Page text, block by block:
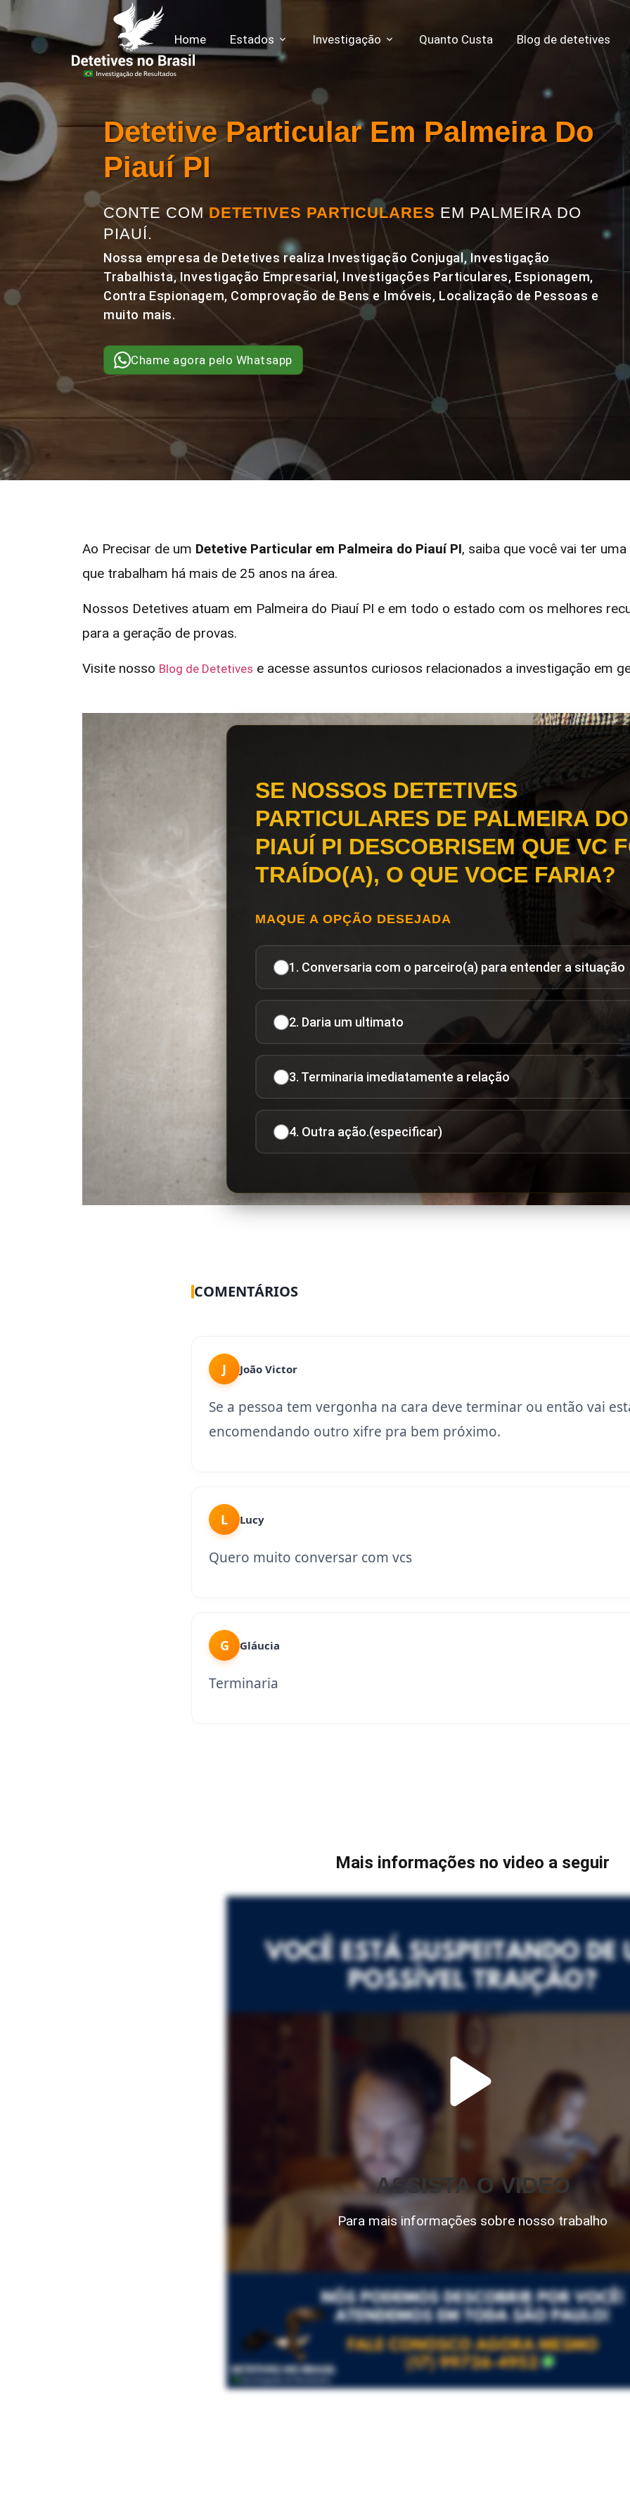
Home Estados Investigação Quanto Custa Blog de detetives
Detetive Particular Em Palmeira Do
Piauí PI
CONTE COM DETETIVES PARTICULARES EM PALMEIRA DO
PIAUÍ.
Nossa empresa de Detetives realiza Investigação Conjugal, Investigação
Trabalhista, Investigação Empresarial, Investigações Particulares, Espionagem,
Contra Espionagem, Comprovação de Bens e Imóveis, Localização de Pessoas e
muito mais.
Chame agora pelo Whatsapp
Ao Precisar de um Detetive Particular em Palmeira do Piauí PI, saiba que você vai ter
que trabalham há mais de 25 anos na área.
Nossos Detetives atuam em Palmeira do Piauí PI e em todo o estado com os melhores
para a geração de provas.
Visite nosso Blog de Detetives e acesse assuntos curiosos relacionados a investigação em
SE NOSSOS DETETIVES
PARTICULARES DE PALMEIRA DO
PIAUÍ PI DESCOBRISEM QUE VC
TRAÍDO(A), O QUE VOCE FARIA?
MAQUE A OPÇÃO DESEJADA
1. Conversaria com o parceiro(a) para entender a situação
2. Daria um ultimato
3. Terminaria imediatamente a relação
4. Outra ação.(especificar)
COMENTÁRIOS
J João Victor
Se a pessoa tem vergonha na cara deve terminar ou então vai
encomendando outro xifre pra bem próximo.
L Lucy
Quero muito conversar com vcs
G Gláucia
Terminaria
Mais informações no video a seguir
ASSISTA O VIDEO
Para mais informações sobre nosso trabalho